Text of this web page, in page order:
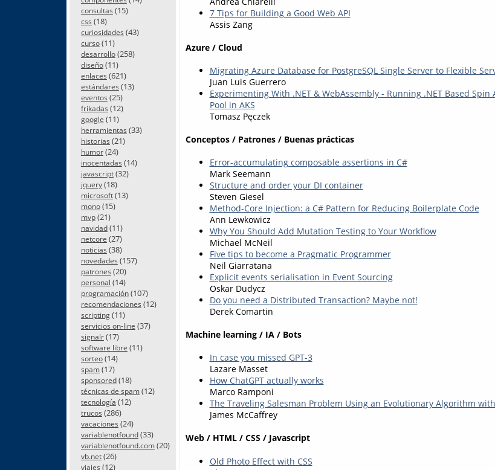
consultas (15)
css (18)
curiosidades (43)
curso(11)
desarrollo(258)
diseño(11)
enlaces (621)
estándares (13)
eventos (25)
frikadas (12)
google (11)
herramientas (33)
historias (21)
humor(24)
inocentadas (14)
javascript(32)
jquery(18)
microsoft(13)
mono(15)
mvp(21)
navidad(11)
netcore (27)
noticias (38)
novedades (157)
patrones (20)
personal (14)
programación(107)
recomendaciones (12)
scripting(11)
servicios on-line (37)
signalr(17)
software libre (11)
sorteo(14)
spam(17)
sponsored(18)
técnicas de spam(12)
tecnología (12)
trucos (286)
vacaciones (24)
variablenotfound(33)
variablenotfound.com(20)
vb.net(26)
viajes (12)
7 Tips for Building a Good Web API
Assis Zang
Azure / Cloud
Migrating Azure Database for PostgreSQL Single Server to Flexible
Juan Luis Guerrero
Experimenting With .NET & WebAssembly - Running .NET Based Spin
Pool in AKS
Tomasz Pęczek
Conceptos / Patrones / Buenas prácticas
Error-accumulating composable assertions in C#
Mark Seemann
Structure and order your DI container
Steven Giesel
Method-Core Injection: a C# Pattern for Reducing Boilerplate Code
Ann Lewkowicz
Why You Should Add Mutation Testing to Your Workflow
Michael McNeil
Five tips to become a Pragmatic Programmer
Neil Giarratana
Explicit events serialisation in Event Sourcing
Oskar Dudycz
Do you need a Distributed Transaction? Maybe not!
Derek Comartin
Machine learning / IA / Bots
In case you missed GPT-3
Lazare Masset
How ChatGPT actually works
Marco Ramponi
The Traveling Salesman Problem Using an Evolutionary Algorithm
James McCaffrey
Web / HTML / CSS / Javascript
Old Photo Effect with CSS